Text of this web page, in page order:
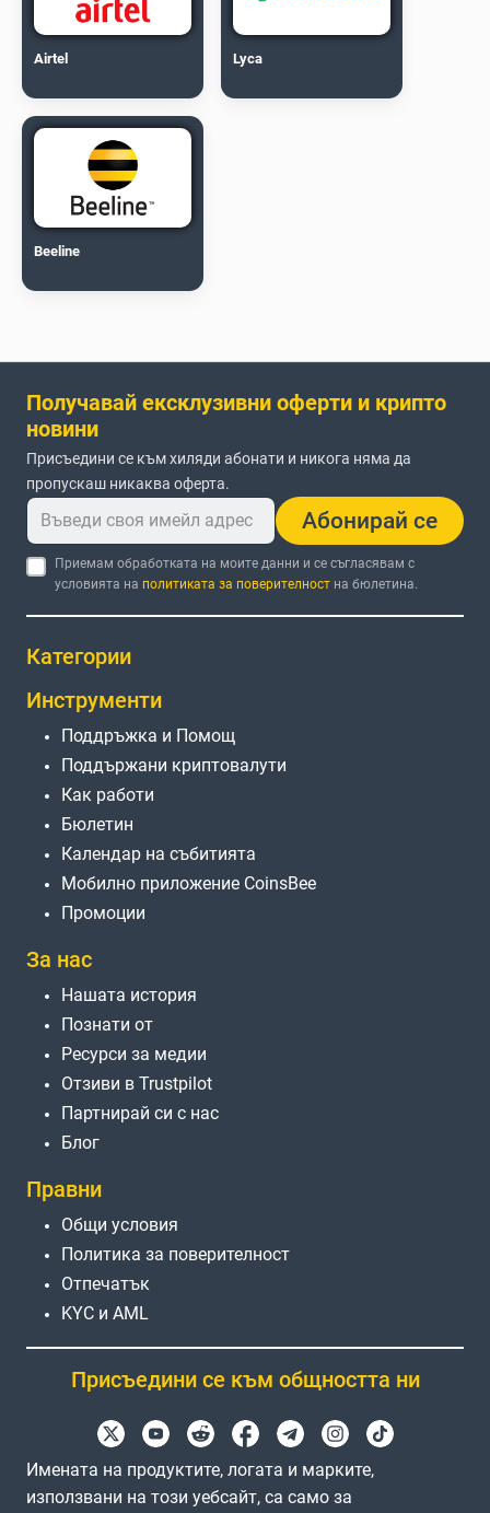
Airtel Lyca
Beeline
Получавай ексклузивни оферти и крипто
новини
Присъедини се към хиляди абонати и никога няма да
пропускаш никаква оферта.
Абонирай се
Приемам обработката на моите данни и се съгласявам с
условията на политиката за поверителност на бюлетина.
Категории
Инструменти
Поддръжка и Помощ
Поддържани криптовалути
Как работи
Бюлетин
Календар на събитията
Мобилно приложение CoinsBee
Промоции
За нас
Нашата история
Познати от
Ресурси за медии
Отзиви в Trustpilot
Партнирай си с нас
Блог
Правни
Общи условия
Политика за поверителност
Отпечатък
KYC и AML
Присъедини се към общността ни
Имената на продуктите, логата и марките,
използвани на този уебсайт, са само за